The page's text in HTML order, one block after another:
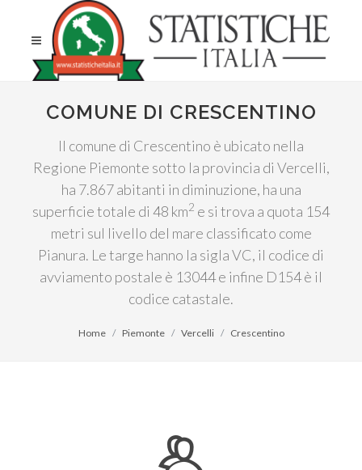
COMUNE DI CRESCENTINO
Il comune di Crescentino è ubicato nella
Regione Piemonte sotto la provincia di Vercelli,
ha 7.867 abitanti in diminuzione, ha una
superficie totale di 48 km2 e si trova a quota 154
metri sul livello del mare classificato come
Pianura. Le targe hanno la sigla VC, il codice di
avviamento postale è 13044 e infine D154 è il
codice catastale.
Home Piemonte Vercelli Crescentino